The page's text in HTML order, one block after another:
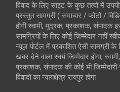
विवाद के लिए साइट के कुछ तत्वों में
प्रस्तुत सामग्री ( समाचार / फोटो /
होगी स्वामी, मुद्रक, प्रकाशक, संपादक
सामग्रियों के लिए कोई ज़िम्मेदार नहीं
न्यूज़ पोर्टल में प्रकाशित ऐसी सामग्री के
खबर देने वाला स्वयं जिम्मेदार होगा,
प्रकाशक, संपादक की कोई भी जिम्मेदारी
विवादों का न्यायक्षेत्र रायपुर होगा